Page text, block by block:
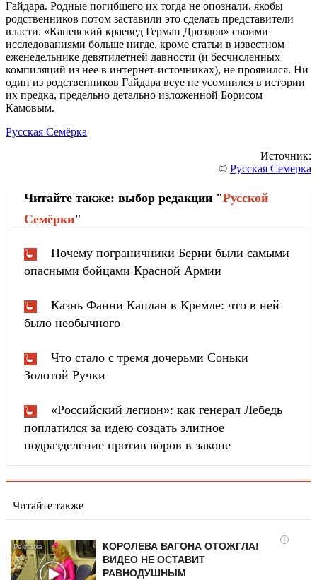
Гайдара. Родные погибшего их тогда не опознали, якобы
родственников потом заставили это сделать представители
власти. «Каневский краевед Герман Дроздов» своими
исследованиями больше нигде, кроме статьи в известном
еженедельнике девятилетней давности (и бесчисленных
компиляций из нее в интернет-источниках), не проявился. Ни
один из родственников Гайдара всуе не усомнился в истории
их предка, предельно детально изложенной Борисом
Камовым.
Русская Семёрка
Источник:
© Русская Семерка
Читайте также: выбор редакции "Русской
Cемёрки"
Почему пограничники Берии были самыми
опасными бойцами Красной Армии
Казнь Фанни Каплан в Кремле: что в ней
было необычного
Что стало с тремя дочерьми Соньки
Золотой Ручки
«Российский легион»: как генерал Лебедь
поплатился за идею создать элитное
подразделение против воров в законе
Читайте также
i
КОРОЛЕВА ВАГОНА ОТОЖГЛА!
ВИДЕО НЕ ОСТАВИТ
РАВНОДУШНЫМ